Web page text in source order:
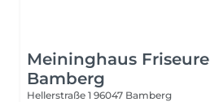
Meininghaus Friseure
Bamberg
Hellerstraße 1 96047 Bamberg